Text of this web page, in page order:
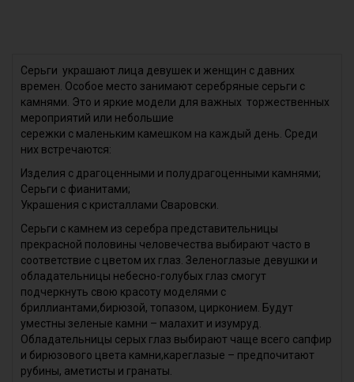
Серьги украшают лица девушек и женщин с давних
времен. Особое место занимают серебряные серьги с
камнями. Это и яркие модели для важных торжественных
мероприятий или небольшие
сережки с маленьким камешком на каждый день. Среди
них встречаются:
Изделия с драгоценными и полудрагоценными камнями;
Серьги с фианитами;
Украшения с кристаллами Сваровски.
Серьги с камнем из серебра представительницы
прекрасной половины человечества выбирают часто в
соответствие с цветом их глаз. Зеленоглазые девушки и
обладательницы небесно-голубых глаз смогут
подчеркнуть свою красоту моделями с
бриллиантами,бирюзой, топазом, цирконием. Будут
уместны зеленые камни – малахит и изумруд.
Обладательницы серых глаз выбирают чаще всего сапфир
и бирюзового цвета камни,кареглазые – предпочитают
рубины, аметисты и гранаты.